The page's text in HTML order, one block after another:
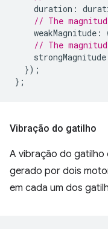
duration :
// The
weakMagnitude :
// The
strongMagnitude
});
};
Vibração do gatilho
A vibração do
gerado por dois
em cada um dos